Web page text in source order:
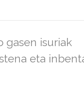
gasen isuriak
eta